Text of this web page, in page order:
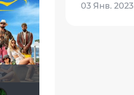
Виктория555
03 Янв. 2023